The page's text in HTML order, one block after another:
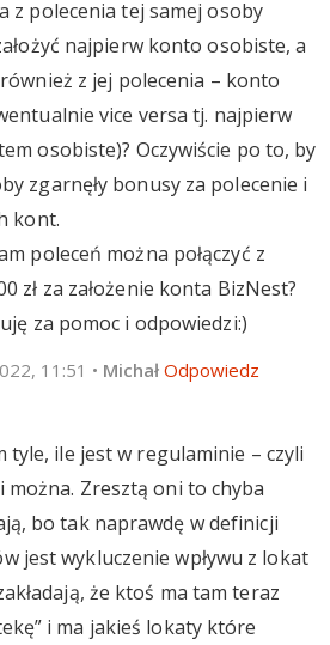
z polecenia tej samej osoby
najpierw konto osobiste, a
z jej polecenia – konto
vice versa tj. najpierw
osobiste)? Oczywiście po to, by
zgarnęły bonusy za polecenie i
kont.
poleceń można połączyć z
zł za założenie konta BizNest?
za pomoc i odpowiedzi:)
11:51 • Michał Odpowiedz
tyle, ile jest w regulaminie – czyli
można. Zresztą oni to chyba
bo tak naprawdę w definicji
jest wykluczenie wpływu z lokat
że ktoś ma tam teraz
i ma jakieś lokaty które